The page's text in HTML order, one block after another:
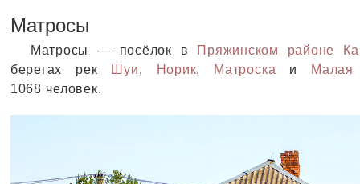
Матросы
Матросы — посёлок в Пряжинском районе
берегах рек
Шуи, Норик, Матроска и
1068 человек.